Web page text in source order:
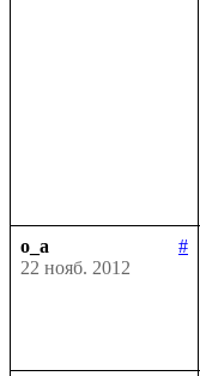
o_a
#
22 нояб. 2012